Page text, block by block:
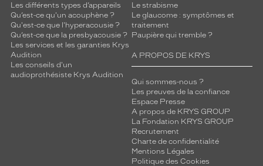
Les différents types d’appareils
Qu’est-ce qu'un acouphène ?
Qu'est-ce que l'hyperacousie ?
Qu’est-ce que la presbyacousie ?
Les services et les garanties Krys
Audition
Les conseils d'un
audioprothésiste Krys Audition
Le strabisme
Le glaucome : symptômes et
traitement
Paupière qui tremble ?
A PROPOS DE KRYS
Qui sommes-nous ?
Les preuves de la confiance
Espace Presse
A propos de KRYS GROUP
La Fondation KRYS GROUP
Recrutement
Charte de confidentialité
Mentions Légales
Politique des Cookies